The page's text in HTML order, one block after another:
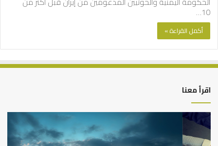
10…
أكمل القراءة »
اقرأ معنا
التوازن
بين
عمل